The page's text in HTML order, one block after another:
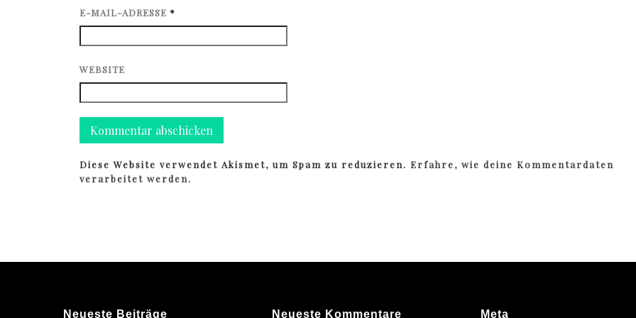
E-MAIL-ADRESSE *
WEBSITE
Diese Website verwendet Akismet, um Spam zu reduzieren.Erfahre, wie deine Kommentardaten
verarbeitet werden.
Neueste Beiträge Neueste Kommentare Meta